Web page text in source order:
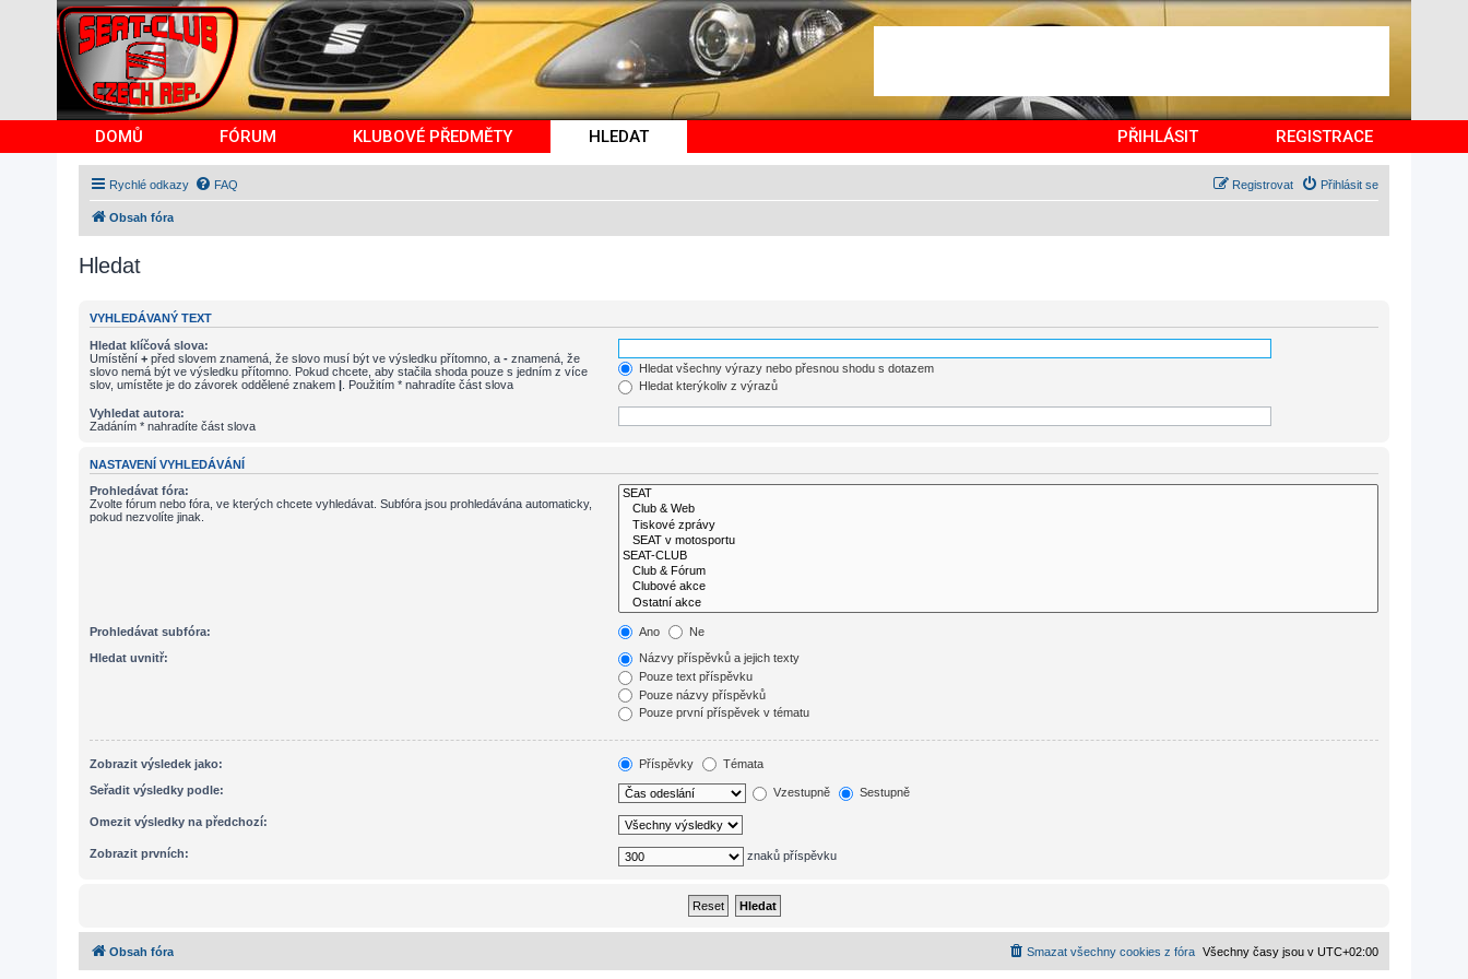
DOMŮ FÓRUM KLUBOVÉ PŘEDMĚTY HLEDAT PŘIHLÁSIT REGISTRACE
Rychlé odkazy FAQ Přihlásit se
Registrovat
Obsah fóra
Hledat
VYHLEDÁVANÝ TEXT
Hledat klíčová slova:
Umístění + před slovem znamená, že slovo musí být ve výsledku přítomno, a - znamená, že
slovo nemá být ve výsledku přítomno. Pokud chcete, aby stačila shoda pouze s jedním z více
slov, umístěte je do závorek oddělené znakem | . Použitím * nahradíte část slova
Hledat všechny výrazy nebo přesnou shodu s dotazem
Hledat kterýkoliv z výrazů
Vyhledat autora:
Zadáním * nahradíte část slova
NASTAVENÍ VYHLEDÁVÁNÍ
Prohledávat fóra:
Zvolte fórum nebo fóra, ve kterých chcete vyhledávat. Subfóra jsou prohledávána automaticky,
pokud nezvolíte jinak.
Prohledávat subfóra: Ano Ne
Hledat uvnitř:
Názvy příspěvků a jejich texty
Pouze text příspěvku
Pouze názvy příspěvků
Pouze první příspěvek v tématu
Zobrazit výsledek jako: Příspěvky Témata
Seřadit výsledky podle: Vzestupně Sestupně
Omezit výsledky na předchozí:
Zobrazit prvních: znaků příspěvku
Obsah fóra Všechny časy jsou v UTC+02:00
Smazat všechny cookies z fóra